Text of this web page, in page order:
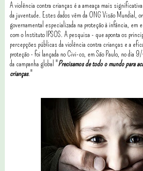
A violência contra crianças é a ameaça mais
da juventude. Estes dados vêm da ONG Visão Mundial,
governamental especializada na proteção à infância, em
com o Instituto IPSOS. A pesquisa - que aponta os
percepções públicas da violência contra crianças e a
proteção - foi lançada no Civi-co, em São Paulo, no dia
da campanha global "Precisamos de todo o mundo para
crianças."